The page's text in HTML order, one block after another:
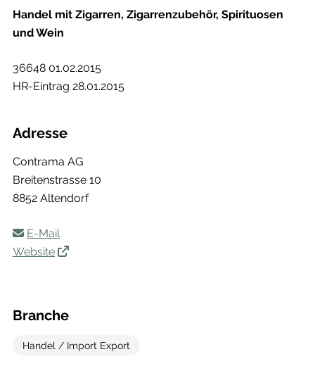
Handel mit Zigarren, Zigarrenzubehör, Spirituosen
und Wein
36648 01.02.2015
HR-Eintrag 28.01.2015
Adresse
Contrama AG
Breitenstrasse 10
8852 Altendorf
E-Mail
Website
Branche
Handel / Import Export